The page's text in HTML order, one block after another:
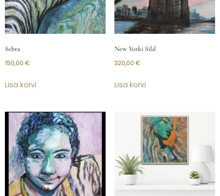
Sebra
150,00 €
Lisa korvi
New Yorki Sild
320,00 €
Lisa korvi